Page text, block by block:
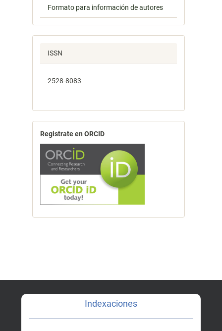
Formato para información de autores
ISSN
2528-8083
Registrate en ORCID
Indexaciones